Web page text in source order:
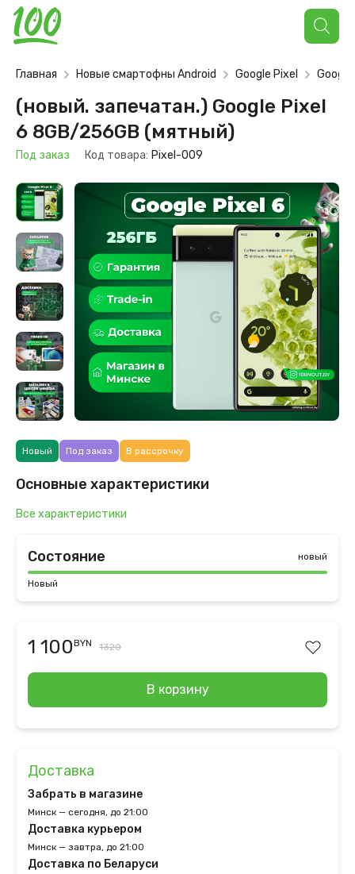
Поиск
товаров
Главная Новые смартофны Android Google Pixel
(новый. запечатан.) Google Pixel
6 8GB/256GB (мятный)
Под заказ Код товара: Pixel-009
Новый Под заказ В рассрочку
Основные характеристики
Все характеристики
Состояние новый
Новый
1 100BYN 1320
В корзину
Доставка
Забрать в магазине
Минск — сегодня, до 21:00
Доставка курьером
Минск — завтра, до 21:00
Доставка по Беларуси